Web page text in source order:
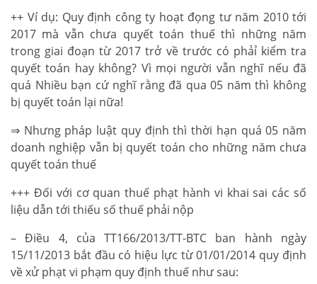
++ Ví dụ: Quy định công ty hoạt đọng tư năm 2010 tới
2017 mà vẫn chưa quyết toán thuế thì những năm
trong giai đoạn từ 2017 trở về trước có phảỉ kiểm tra
quyết toán hay không? Vì mọi người vẫn nghĩ nếu đã
quá Nhiều bạn cứ nghĩ rằng đã qua 05 năm thì không
bị quyết toán lại nữa!
⇒ Nhưng pháp luật quy định thì thời hạn quá 05 năm
doanh nghiệp vẫn bị quyết toán cho những năm chưa
quyết toán thuế
+++ Đối với cơ quan thuế phạt hành vi khai sai các số
liệu dẫn tới thiếu số thuế phải nộp
– Điều 4, của TT166/2013/TT-BTC ban hành ngày
15/11/2013 bắt đầu có hiệu lực từ 01/01/2014 quy định
về xử phạt vi phạm quy định thuế như sau: